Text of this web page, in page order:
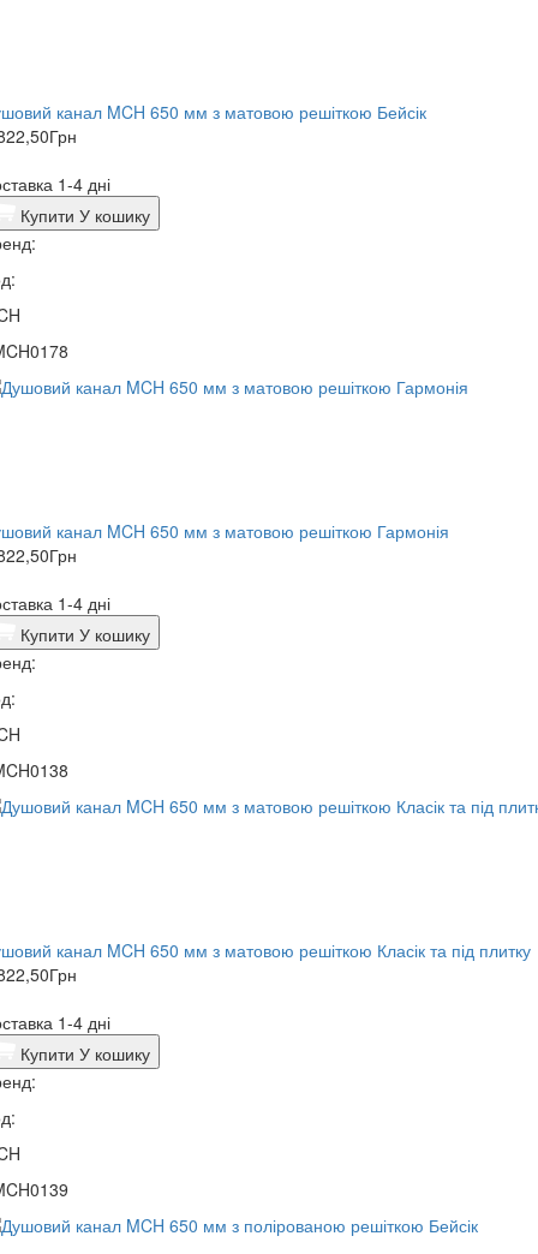
канал MCH 650 мм з матовою решіткою Бейсік
Грн
1-4 дні
Купити У кошику
канал MCH 650 мм з матовою решіткою Гармонія
Грн
1-4 дні
Купити У кошику
канал MCH 650 мм з матовою решіткою Класік та під плитку
Грн
1-4 дні
Купити У кошику